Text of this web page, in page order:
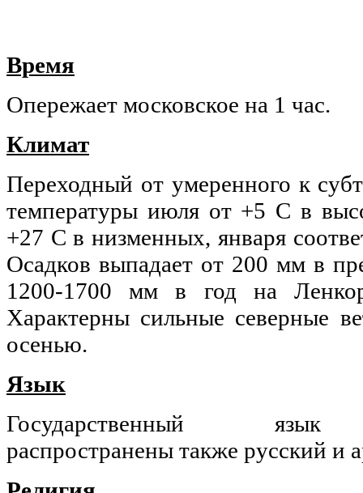
Время
Опережает московское на 1 час.
Климат
Переходный от умеренного к
температуры июля от +5 C в
+27 C в низменных, января
Осадков выпадает от 200 мм в
1200-1700 мм в год на
Характерны сильные северные
осенью.
Язык
Государственный язык
распространены также русский и